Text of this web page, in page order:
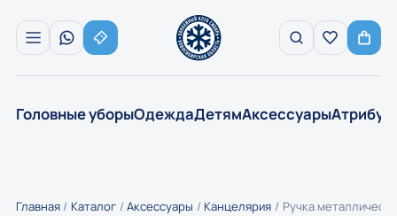
Головные уборыОдеждаДетямАксессуары
Главная Каталог Аксессуары Канцелярия Ручка